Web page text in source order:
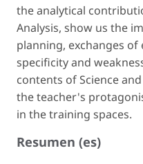
the analytical
Analysis, show us the
planning, exchanges of
specificity and
contents of Science
the teacher's
in the training spaces.
Resumen (es)